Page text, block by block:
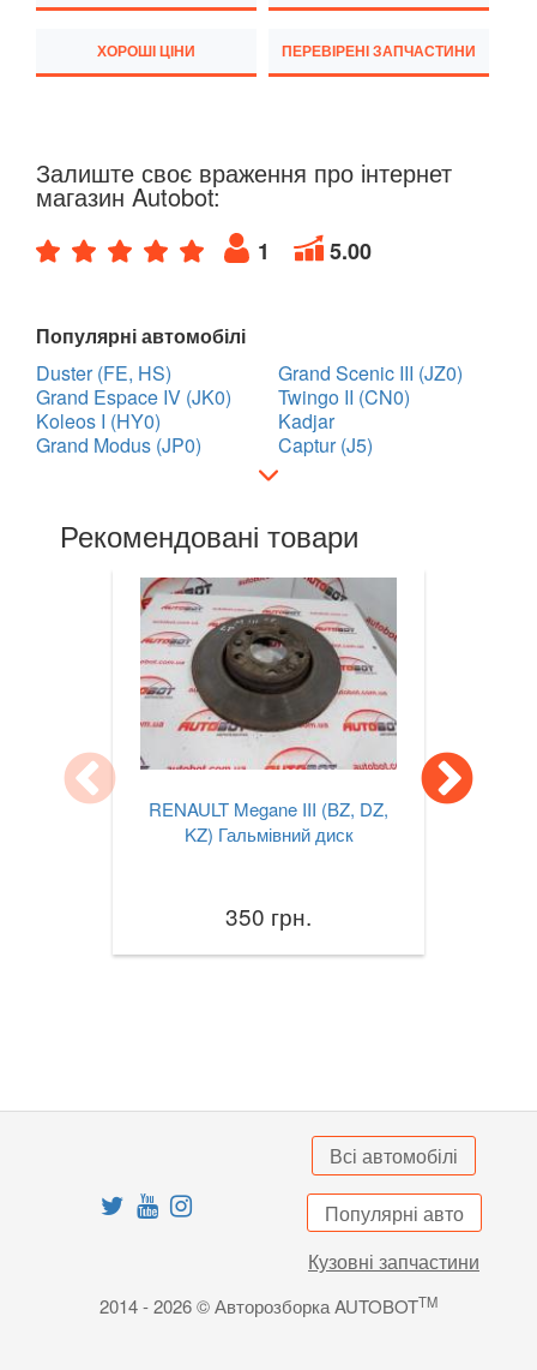
ХОРОШІ ЦІНИ ПЕРЕВІРЕНІ ЗАПЧАСТИНИ
Залиште своє враження про інтернет
магазин Autobot:
1 5.00
Популярні автомобілі
Duster (FE, HS)
Grand Espace IV (JK0)
Koleos I (HY0)
Grand Modus (JP0)
Grand Scenic III (JZ0)
Twingo II (CN0)
Kadjar
Captur (J5)
Рекомендовані товари
RENAULT Megane III (BZ, DZ,
KZ) Гальмівний диск
350 грн.
Всі автомобілі
Популярні авто
Кузовні запчастини
2014 - 2026 © Авторозборка AUTOBOTTM